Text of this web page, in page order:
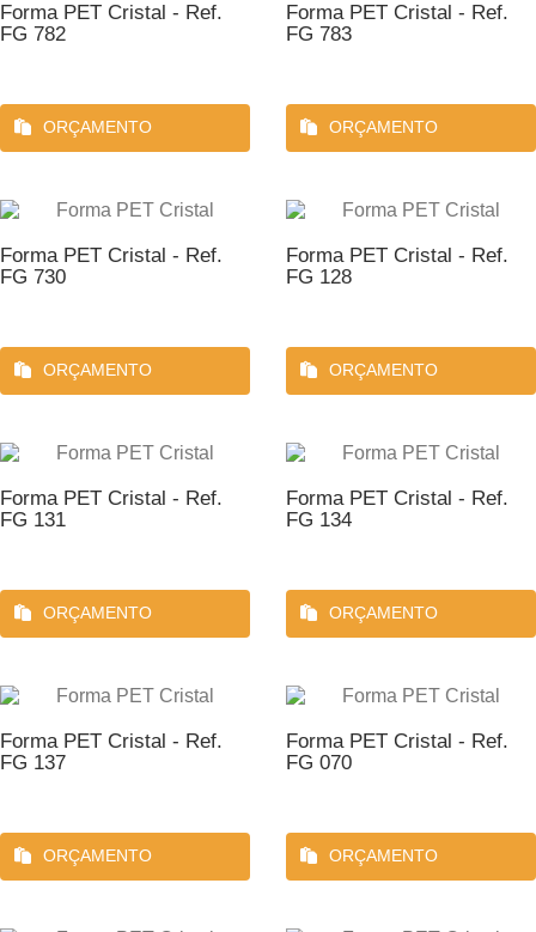
Forma PET Cristal - Ref.
FG 782
ORÇAMENTO
Forma PET Cristal - Ref.
FG 783
ORÇAMENTO
Forma PET Cristal - Ref.
FG 730
ORÇAMENTO
Forma PET Cristal - Ref.
FG 128
ORÇAMENTO
Forma PET Cristal - Ref.
FG 131
ORÇAMENTO
Forma PET Cristal - Ref.
FG 134
ORÇAMENTO
Forma PET Cristal - Ref.
FG 137
ORÇAMENTO
Forma PET Cristal - Ref.
FG 070
ORÇAMENTO